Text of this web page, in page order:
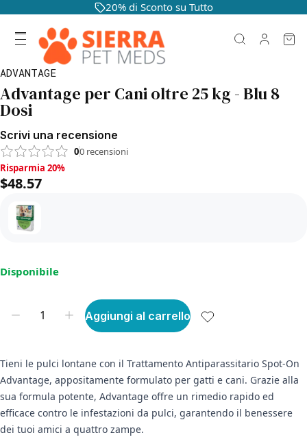
20% di Sconto su Tutto
ADVANTAGE
Advantage per Cani oltre 25 kg - Blu 8
Dosi
Scrivi una recensione
00 recensioni
Risparmia 20%, $48.57
Risparmia 20%
$48.57
Disponibile
Aggiungi al carrello
Tieni le pulci lontane con il Trattamento Antiparassitario Spot-On
Advantage, appositamente formulato per gatti e cani. Grazie alla
sua formula potente, Advantage offre un rimedio rapido ed
efficace contro le infestazioni da pulci, garantendo il benessere
dei tuoi amici a quattro zampe.